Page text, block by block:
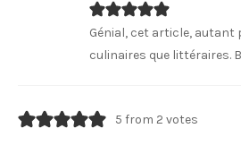
Génial, cet article, autant
culinaires que littéraires.
5 from 2 votes